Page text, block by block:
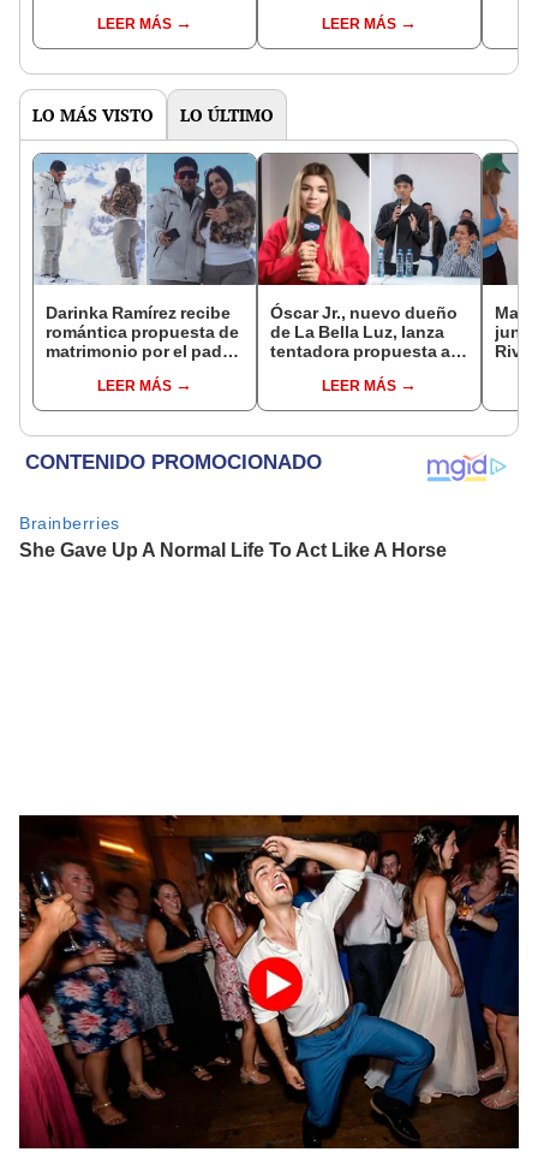
temporadaLEER MÁS LEER MÁS
LO MÁS VISTO LO ÚLTIMO
Darinka Ramírez recibe
romántica propuesta de
matrimonio por el padre
nervios, lágrimas y
muchísima felicidad"
LEER MÁS
Óscar Jr., nuevo dueño
de La Bella Luz, lanza
tentadora propuesta a
denuncia por
tocamientos: “Va a
LEER MÁS